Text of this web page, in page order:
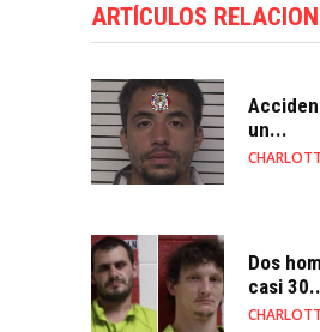
ARTÍCULOS
un...
Dos
casi